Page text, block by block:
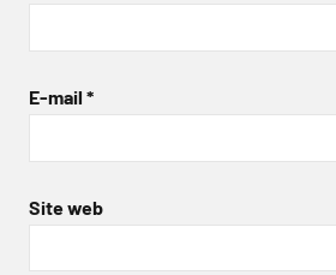
E-mail *
Site web